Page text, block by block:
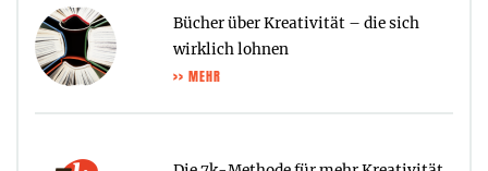
Bücher über Kreativität – die sich
wirklich lohnen
>> MEHR